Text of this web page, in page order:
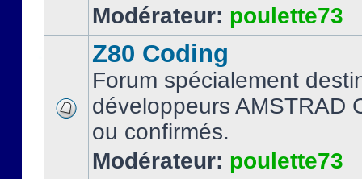
Modérateur: poulette73
Z80 Coding
Forum spécialement
développeurs AMSTRAD
ou confirmés.
Modérateur: poulette73